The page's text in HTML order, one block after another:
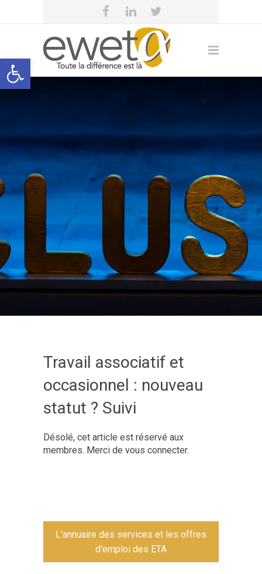
Open toolbar
eweta
Travail associatif et
occasionnel : nouveau
statut ? Suivi
Désolé, cet article est réservé aux
membres. Merci de vous connecter.
L'annuaire des services et les offres
d'emploi des ETA